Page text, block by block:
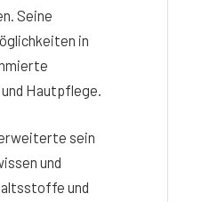
Seine
in
Hautpflege.
sein
und
und